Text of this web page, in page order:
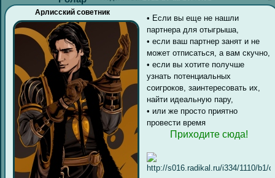
Арлисский советник
• Если вы еще не нашли
партнера для отыгрыша,
• если ваш партнер занят и не
может отписаться, а вам скучно,
• если вы хотите получше
узнать потенциальных
соигроков, заинтересовать их,
найти идеальную пару,
• или же просто приятно
провести время
Приходите сюда!